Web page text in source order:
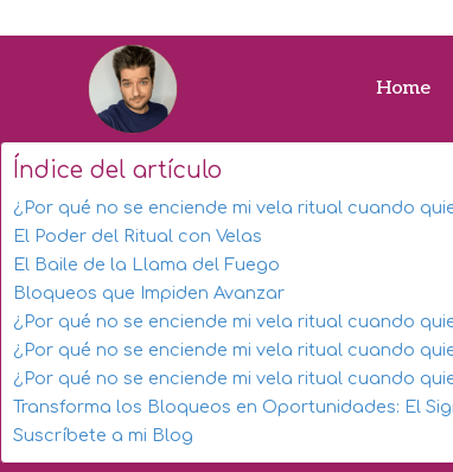
Home
Índice del artículo
¿Por qué no se enciende mi vela ritual cuando
El Poder del Ritual con Velas
El Baile de la Llama del Fuego
Bloqueos que Impiden Avanzar
¿Por qué no se enciende mi vela ritual cuando
¿Por qué no se enciende mi vela ritual cuando
¿Por qué no se enciende mi vela ritual cuando
Transforma los Bloqueos en Oportunidades: El
Suscríbete a mi Blog